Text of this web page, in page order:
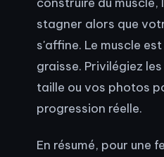
stagner alors que
s'affine. Le muscle
graisse. Privilégiez
taille ou vos photos
progression réelle.
En résumé, pour une